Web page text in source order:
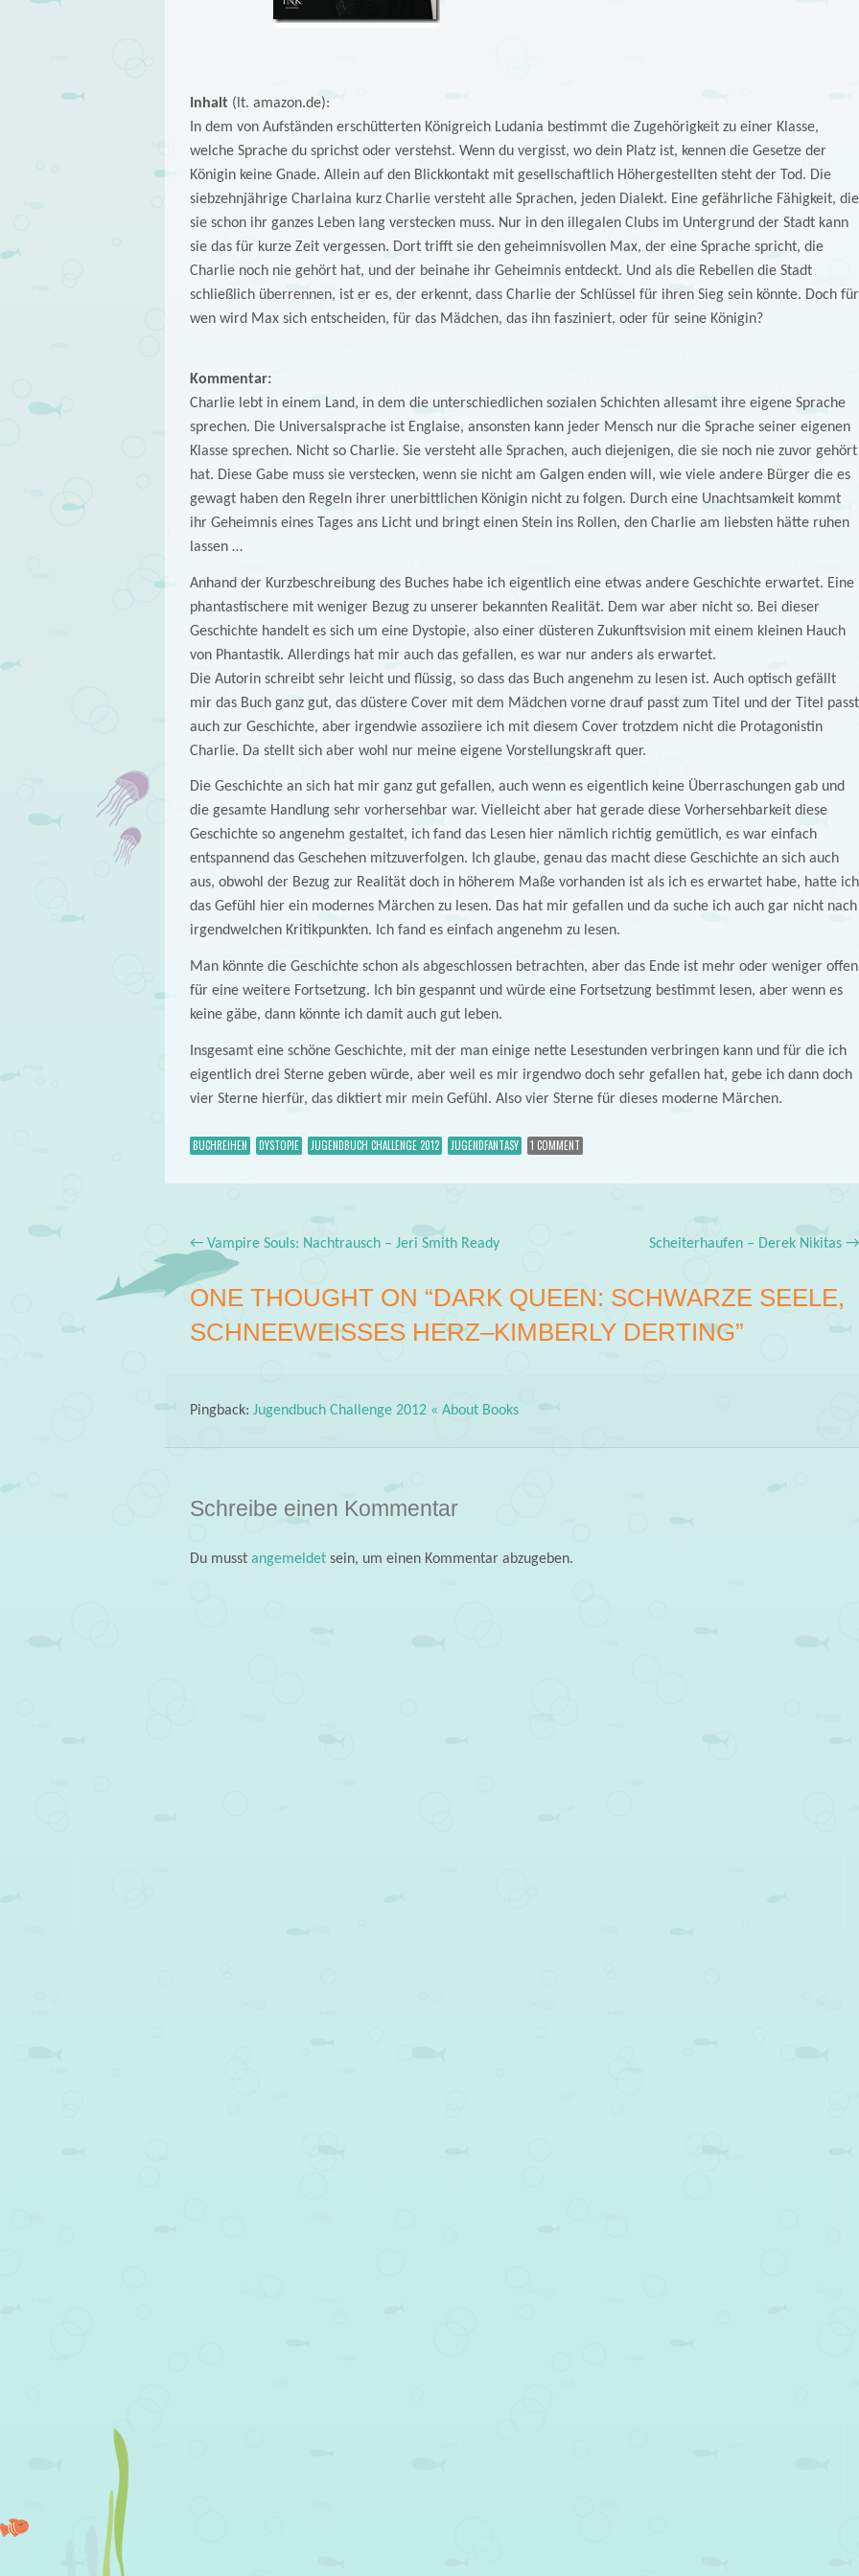
Inhalt (lt. amazon.de):
In dem von Aufständen erschütterten Königreich Ludania bestimmt die Zugehörigkeit zu einer Klasse,
welche Sprache du sprichst oder verstehst. Wenn du vergisst, wo dein Platz ist, kennen die Gesetze der
Königin keine Gnade. Allein auf den Blickkontakt mit gesellschaftlich Höhergestellten steht der Tod. Die
siebzehnjährige Charlaina kurz Charlie versteht alle Sprachen, jeden Dialekt. Eine gefährliche Fähigkeit, die
sie schon ihr ganzes Leben lang verstecken muss. Nur in den illegalen Clubs im Untergrund der Stadt kann
sie das für kurze Zeit vergessen. Dort trifft sie den geheimnisvollen Max, der eine Sprache spricht, die
Charlie noch nie gehört hat, und der beinahe ihr Geheimnis entdeckt. Und als die Rebellen die Stadt
schließlich überrennen, ist er es, der erkennt, dass Charlie der Schlüssel für ihren Sieg sein könnte. Doch für
wen wird Max sich entscheiden, für das Mädchen, das ihn fasziniert, oder für seine Königin?
Kommentar:
Charlie lebt in einem Land, in dem die unterschiedlichen sozialen Schichten allesamt ihre eigene Sprache
sprechen. Die Universalsprache ist Englaise, ansonsten kann jeder Mensch nur die Sprache seiner eigenen
Klasse sprechen. Nicht so Charlie. Sie versteht alle Sprachen, auch diejenigen, die sie noch nie zuvor gehört
hat. Diese Gabe muss sie verstecken, wenn sie nicht am Galgen enden will, wie viele andere Bürger die es
gewagt haben den Regeln ihrer unerbittlichen Königin nicht zu folgen. Durch eine Unachtsamkeit kommt
ihr Geheimnis eines Tages ans Licht und bringt einen Stein ins Rollen, den Charlie am liebsten hätte ruhen
lassen …
Anhand der Kurzbeschreibung des Buches habe ich eigentlich eine etwas andere Geschichte erwartet. Eine
phantastischere mit weniger Bezug zu unserer bekannten Realität. Dem war aber nicht so. Bei dieser
Geschichte handelt es sich um eine Dystopie, also einer düsteren Zukunftsvision mit einem kleinen Hauch
von Phantastik. Allerdings hat mir auch das gefallen, es war nur anders als erwartet.
Die Autorin schreibt sehr leicht und flüssig, so dass das Buch angenehm zu lesen ist. Auch optisch gefällt
mir das Buch ganz gut, das düstere Cover mit dem Mädchen vorne drauf passt zum Titel und der Titel passt
auch zur Geschichte, aber irgendwie assoziiere ich mit diesem Cover trotzdem nicht die Protagonistin
Charlie. Da stellt sich aber wohl nur meine eigene Vorstellungskraft quer.
Die Geschichte an sich hat mir ganz gut gefallen, auch wenn es eigentlich keine Überraschungen gab und
die gesamte Handlung sehr vorhersehbar war. Vielleicht aber hat gerade diese Vorhersehbarkeit diese
Geschichte so angenehm gestaltet, ich fand das Lesen hier nämlich richtig gemütlich, es war einfach
entspannend das Geschehen mitzuverfolgen. Ich glaube, genau das macht diese Geschichte an sich auch
aus, obwohl der Bezug zur Realität doch in höherem Maße vorhanden ist als ich es erwartet habe, hatte ich
das Gefühl hier ein modernes Märchen zu lesen. Das hat mir gefallen und da suche ich auch gar nicht nach
irgendwelchen Kritikpunkten. Ich fand es einfach angenehm zu lesen.
Man könnte die Geschichte schon als abgeschlossen betrachten, aber das Ende ist mehr oder weniger offen
für eine weitere Fortsetzung. Ich bin gespannt und würde eine Fortsetzung bestimmt lesen, aber wenn es
keine gäbe, dann könnte ich damit auch gut leben.
Insgesamt eine schöne Geschichte, mit der man einige nette Lesestunden verbringen kann und für die ich
eigentlich drei Sterne geben würde, aber weil es mir irgendwo doch sehr gefallen hat, gebe ich dann doch
vier Sterne hierfür, das diktiert mir mein Gefühl. Also vier Sterne für dieses moderne Märchen.
BUCHREIHEN DYSTOPIE JUGENDBUCH CHALLENGE 2012 JUGENDFANTASY 1 COMMENT
Post navigation
←Vampire Souls: Nachtrausch – Jeri Smith Ready Scheiterhaufen – Derek Nikitas→
ONE THOUGHT ON “DARK QUEEN: SCHWARZE SEELE,
SCHNEEWEISSES HERZ–KIMBERLY DERTING
”
Pingback: Jugendbuch Challenge 2012 « About Books
Schreibe einen Kommentar
Du musst angemeldetsein, um einen Kommentar abzugeben.